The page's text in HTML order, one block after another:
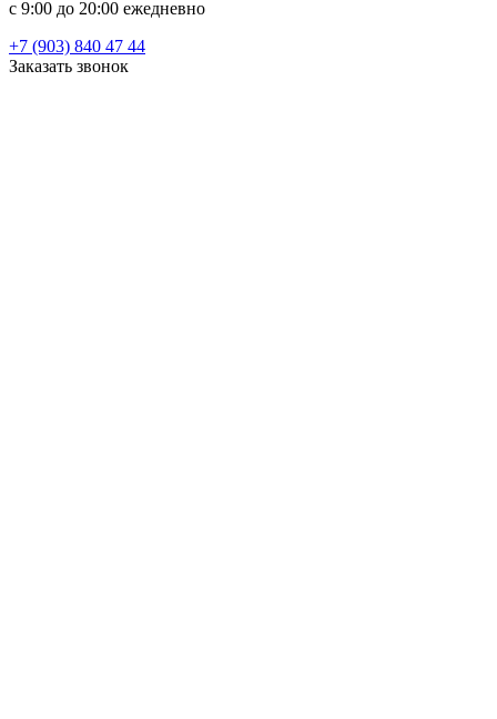
c 9:00 до 20:00 ежедневно
+7 (903) 840 47 44
Заказать звонок